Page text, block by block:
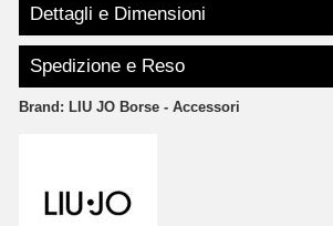
Dettagli e Dimensioni
Spedizione e Reso
Brand: LIU JO Borse - Accessori